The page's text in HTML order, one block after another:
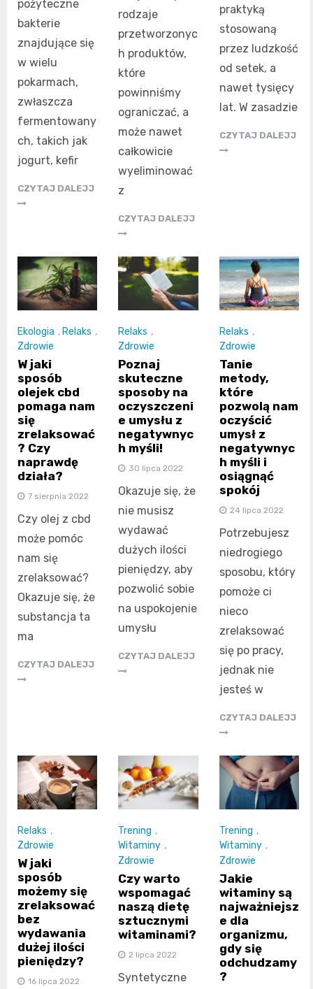
pożyteczne
bakterie
znajdujące się
w wielu
pokarmach,
zwłaszcza
fermentowany
ch, takich jak
jogurt, kefir
CZYTAJ DALEJJ
rodzaje
przetworzonyc
h produktów,
które
powinniśmy
ograniczać, a
może nawet
całkowicie
wyeliminować
z
CZYTAJ DALEJJ
praktyką
stosowaną
przez ludzkość
od setek, a
nawet tysięcy
lat. W zasadzie
CZYTAJ DALEJJ
Ekologia , Relaks ,
Zdrowie
W jaki
sposób
olejek cbd
pomaga nam
się
zrelaksować
? Czy
naprawdę
działa?
7 sierpnia 2022
Czy olej z cbd
może pomóc
nam się
zrelaksować?
Okazuje się, że
substancja ta
ma
CZYTAJ DALEJJ
Relaks ,
Zdrowie
Poznaj
skuteczne
sposoby na
oczyszczeni
e umysłu z
negatywnyc
h myśli!
30 lipca 2022
Okazuje się, że
nie musisz
wydawać
dużych ilości
pieniędzy, aby
pozwolić sobie
na uspokojenie
umysłu
CZYTAJ DALEJJ
Relaks ,
Zdrowie
Tanie
metody,
które
pozwolą nam
oczyścić
umysł z
negatywnyc
h myśli i
osiągnąć
spokój
24 lipca 2022
Potrzebujesz
niedrogiego
sposobu, który
pomoże ci
nieco
zrelaksować
się po pracy,
jednak nie
jesteś w
CZYTAJ DALEJJ
Relaks ,
Zdrowie
W jaki
sposób
możemy się
zrelaksować
bez
wydawania
dużej ilości
pieniędzy?
16 lipca 2022
Trening ,
Witaminy ,
Zdrowie
Czy warto
wspomagać
naszą dietę
sztucznymi
witaminami?
2 lipca 2022
Syntetyczne
Trening ,
Witaminy ,
Zdrowie
Jakie
witaminy są
najważniejsz
e dla
organizmu,
gdy się
odchudzamy
?